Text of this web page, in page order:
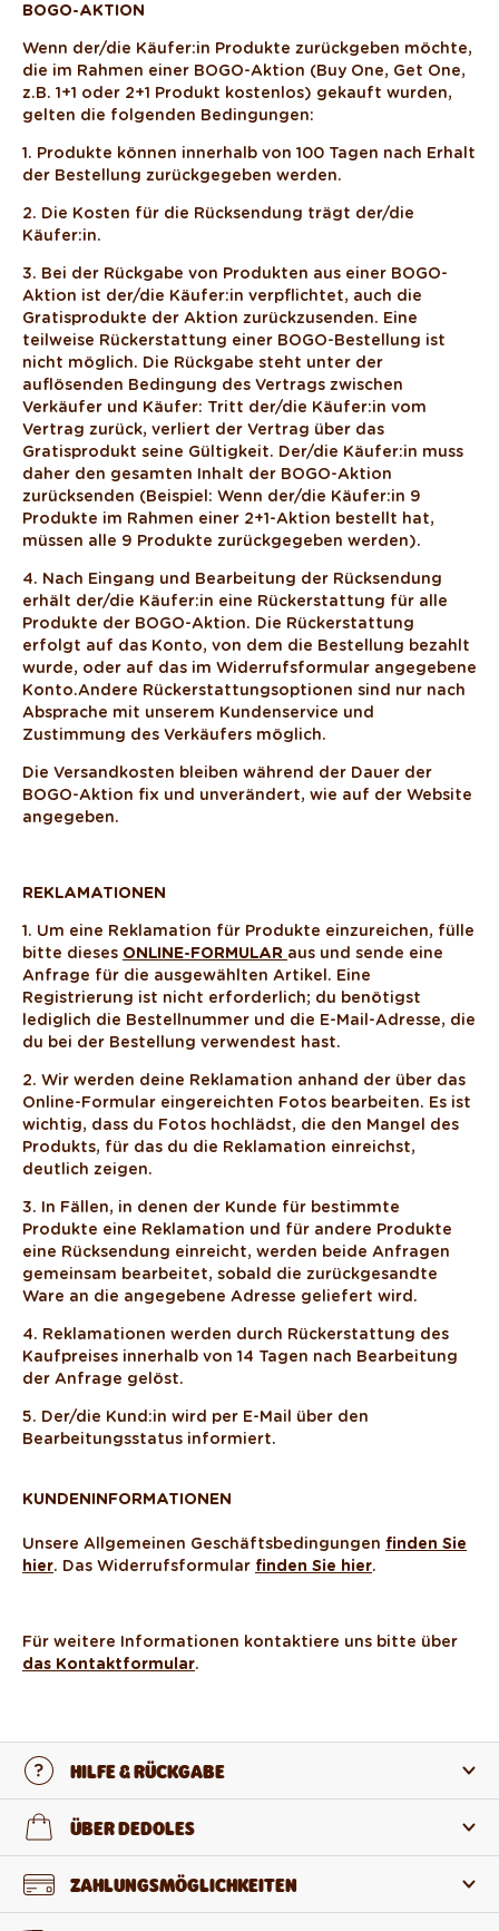
BOGO-AKTION
Wenn der/die Käufer:in Produkte zurückgeben möchte,
die im Rahmen einer BOGO-Aktion (Buy One, Get One,
z.B. 1+1 oder 2+1 Produkt kostenlos) gekauft wurden,
gelten die folgenden Bedingungen:
1. Produkte können innerhalb von 100 Tagen nach Erhalt
der Bestellung zurückgegeben werden.
2. Die Kosten für die Rücksendung trägt der/die
Käufer:in.
3. Bei der Rückgabe von Produkten aus einer BOGO-
Aktion ist der/die Käufer:in verpflichtet, auch die
Gratisprodukte der Aktion zurückzusenden. Eine
teilweise Rückerstattung einer BOGO-Bestellung ist
nicht möglich. Die Rückgabe steht unter der
auflösenden Bedingung des Vertrags zwischen
Verkäufer und Käufer: Tritt der/die Käufer:in vom
Vertrag zurück, verliert der Vertrag über das
Gratisprodukt seine Gültigkeit. Der/die Käufer:in muss
daher den gesamten Inhalt der BOGO-Aktion
zurücksenden (Beispiel: Wenn der/die Käufer:in 9
Produkte im Rahmen einer 2+1-Aktion bestellt hat,
müssen alle 9 Produkte zurückgegeben werden).
4. Nach Eingang und Bearbeitung der Rücksendung
erhält der/die Käufer:in eine Rückerstattung für alle
Produkte der BOGO-Aktion. Die Rückerstattung
erfolgt auf das Konto, von dem die Bestellung bezahlt
wurde, oder auf das im Widerrufsformular angegebene
Konto. Andere Rückerstattungsoptionen sind nur nach
Absprache mit unserem Kundenservice und
Zustimmung des Verkäufers möglich.
Die Versandkosten bleiben während der Dauer der
BOGO-Aktion fix und unverändert, wie auf der Website
angegeben.
REKLAMATIONEN
1. Um eine Reklamation für Produkte einzureichen, fülle
bitte dieses ONLINE-FORMULAR aus und sende eine
Anfrage für die ausgewählten Artikel. Eine
Registrierung ist nicht erforderlich; du benötigst
lediglich die Bestellnummer und die E-Mail-Adresse, die
du bei der Bestellung verwendest hast.
2. Wir werden deine Reklamation anhand der über das
Online-Formular eingereichten Fotos bearbeiten. Es ist
wichtig, dass du Fotos hochlädst, die den Mangel des
Produkts, für das du die Reklamation einreichst,
deutlich zeigen.
3. In Fällen, in denen der Kunde für bestimmte
Produkte eine Reklamation und für andere Produkte
eine Rücksendung einreicht, werden beide Anfragen
gemeinsam bearbeitet, sobald die zurückgesandte
Ware an die angegebene Adresse geliefert wird.
4. Reklamationen werden durch Rückerstattung des
Kaufpreises innerhalb von 14 Tagen nach Bearbeitung
der Anfrage gelöst.
5. Der/die Kund:in wird per E-Mail über den
Bearbeitungsstatus informiert.
KUNDENINFORMATIONEN
Unsere Allgemeinen Geschäftsbedingungen finden Sie
hier. Das Widerrufsformular finden Sie hier.
Für weitere Informationen kontaktiere uns bitte über
das Kontaktformular.
HILFE & RÜCKGABE
Kontaktiere uns
Rückgabe und Reklamation
ÜBER DEDOLES
Über unsZAHLUNGSMÖGLICHKEITEN